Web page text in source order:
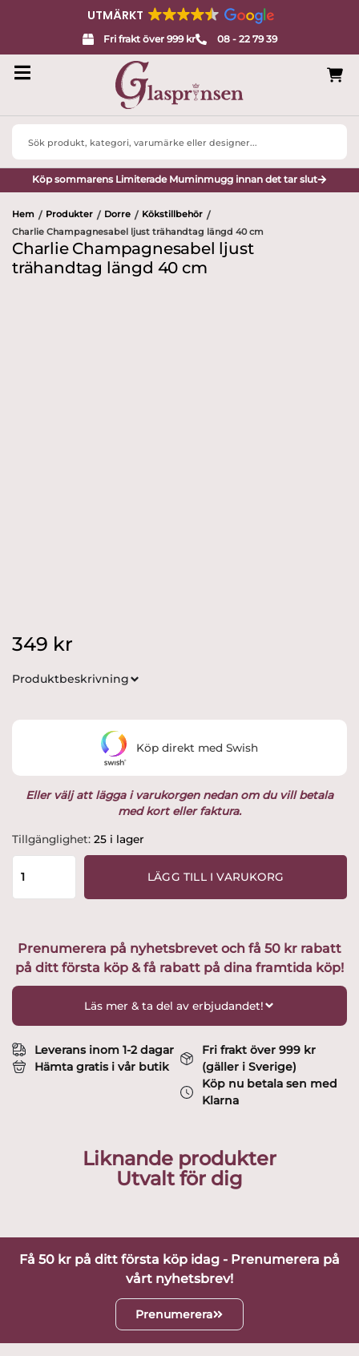
UTMÄRKT
Fri frakt över 999 kr 08 - 22 79 39
Search
Köp sommarens Limiterade Muminmugg innan det tar slut
Hem / Produkter / Dorre / Kökstillbehör /
Charlie Champagnesabel ljust trähandtag längd 40 cm
Charlie Champagnesabel ljust
trähandtag längd 40 cm
349 kr
Produktbeskrivning
Eller välj att lägga i varukorgen nedan om du vill betala
med kort eller faktura.
Tillgänglighet: 25 i lager
Charlie
Champagnesabel
ljust
längd
mängd
LÄGG TILL I VARUKORG
Köp direkt med Swish
Prenumerera på nyhetsbrevet och få 50 kr rabatt
på ditt första köp & få rabatt på dina framtida köp!
Läs mer & ta del av erbjudandet!
Leverans inom 1-2 dagar
Hämta gratis i vår butik
Fri frakt över 999 kr
(gäller i Sverige)
Köp nu betala sen med
Klarna
Liknande produkter
Utvalt för dig
Få 50 kr på ditt första köp idag - Prenumerera på
vårt nyhetsbrev!
Prenumerera